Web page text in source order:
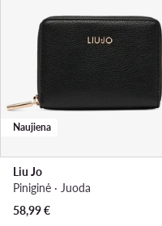
Naujiena
Liu Jo
Piniginė · Juoda
58,99€